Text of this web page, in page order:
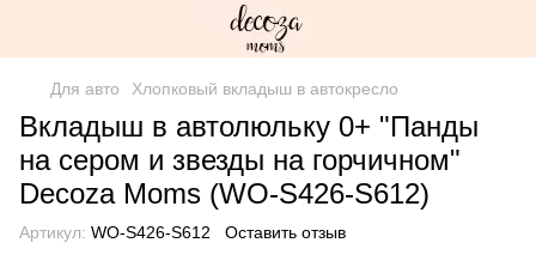
Для авто Хлопковый вкладыш в автокресло
Вкладыш в автолюльку 0+ "Панды
на сером и звезды на горчичном"
Decoza Moms (WO-S426-S612)
Артикул: WO-S426-S612 Оставить отзыв